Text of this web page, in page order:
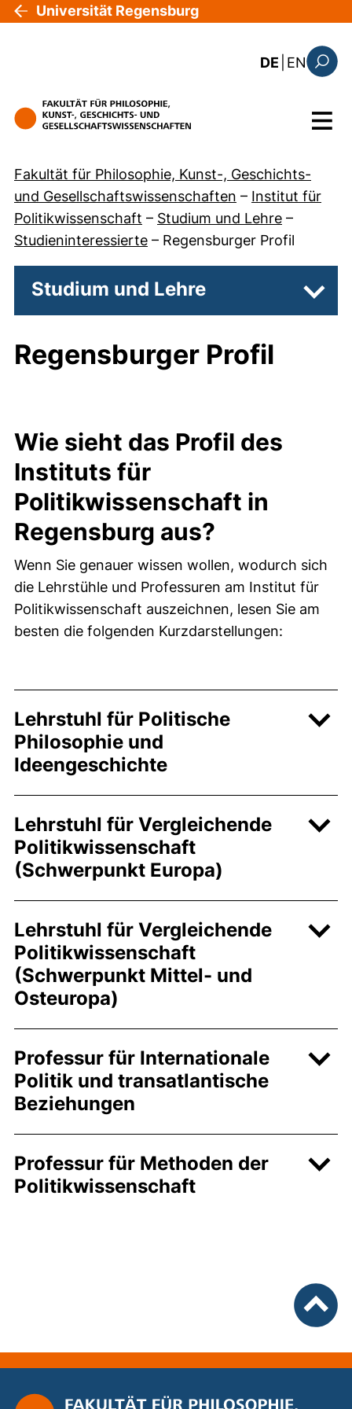
Direkt zum Inhalt
Universität Regensburg
DE EN: the
Menü
Fakultät für Philosophie, Kunst-, Geschichts-
und Gesellschaftswissenschaften – Institut für
Politikwissenschaft – Studium und Lehre –
Studieninteressierte – Regensburger Profil
Studium und Lehre
Regensburger Profil
Wie sieht das Profil des
Instituts für
Politikwissenschaft in
Regensburg aus?
Wenn Sie genauer wissen wollen, wodurch sich
die Lehrstühle und Professuren am Institut für
Politikwissenschaft auszeichnen, lesen Sie am
besten die folgenden Kurzdarstellungen:
Lehrstuhl für Politische
Philosophie und
Ideengeschichte
Lehrstuhl für Vergleichende
Politikwissenschaft
(Schwerpunkt Europa)
Lehrstuhl für Vergleichende
Politikwissenschaft
(Schwerpunkt Mittel- und
Osteuropa)
Professur für Internationale
Politik und transatlantische
Beziehungen
Professur für Methoden der
Politikwissenschaft